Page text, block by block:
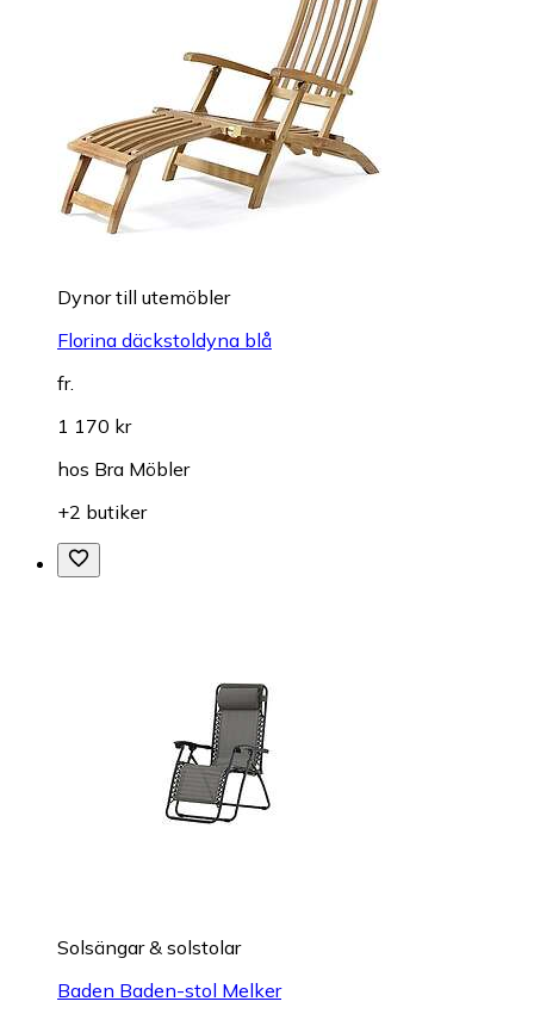
Dynor till utemöbler
Florina däckstoldyna blå
fr.
1 170 kr
hos Bra Möbler
+2 butiker
Solsängar & solstolar
Baden Baden-stol Melker